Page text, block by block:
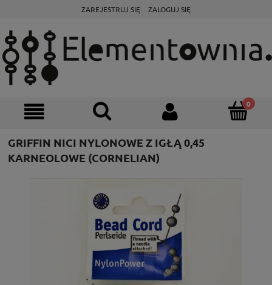
ZAREJESTRUJ SIĘ ZALOGUJ SIĘ
GRIFFIN NICI NYLONOWE Z IGŁĄ 0,45
KARNEOLOWE (CORNELIAN)